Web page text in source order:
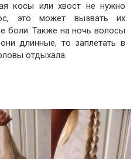
косы или хвост не нужно
это может вызвать их
боли. Также на ночь волосы
длинные, то заплетать в
отдыхала.